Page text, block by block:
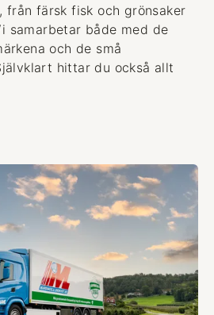
från färsk fisk och grönsaker
samarbetar både med de
och de små
hittar du också allt